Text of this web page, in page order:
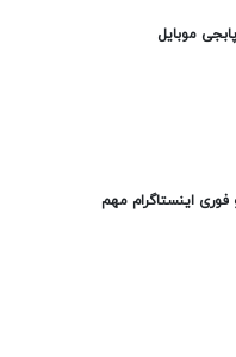
موبایل
اینستاگرام مهم